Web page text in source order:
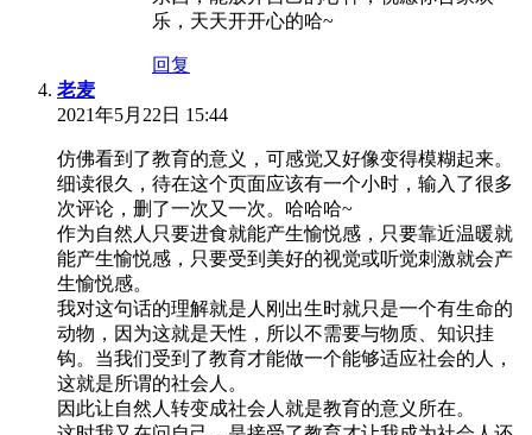
乐，天天开开心的哈~
回复
老麦
2021年5月22日 15:44
仿佛看到了教育的意义，可感觉又好像变得模糊起来。
细读很久，待在这个页面应该有一个小时，输入了很多
次评论，删了一次又一次。哈哈哈~
作为自然人只要进食就能产生愉悦感，只要靠近温暖就
能产生愉悦感，只要受到美好的视觉或听觉刺激就会产
生愉悦感。
我对这句话的理解就是人刚出生时就只是一个有生命的
动物，因为这就是天性，所以不需要与物质、知识挂
钩。当我们受到了教育才能做一个能够适应社会的人，
这就是所谓的社会人。
因此让自然人转变成社会人就是教育的意义所在。